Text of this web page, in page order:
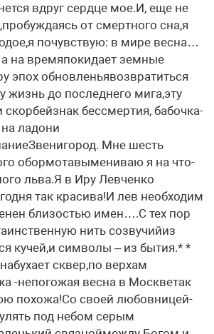
вдруг сердце мое.И, еще не
от смертного сна,я
почувствую: в мире весна…
на времяпокидает земные
эпох обновленьявозвратиться
жизнь до последнего мига,эту
бессмертия, бабочка-
на ладони
Мне шесть
обормотавымениваю я на что-
льва.Я в Иру Левченко
так красива!И лев необходим
близостью имен….С тех пор
нить созвучийиз
кучей,и символы – из бытия.* *
сквер,по верхам
-непогожая весна в Москветак
похожа!Со своей любовницей-
под небом серым